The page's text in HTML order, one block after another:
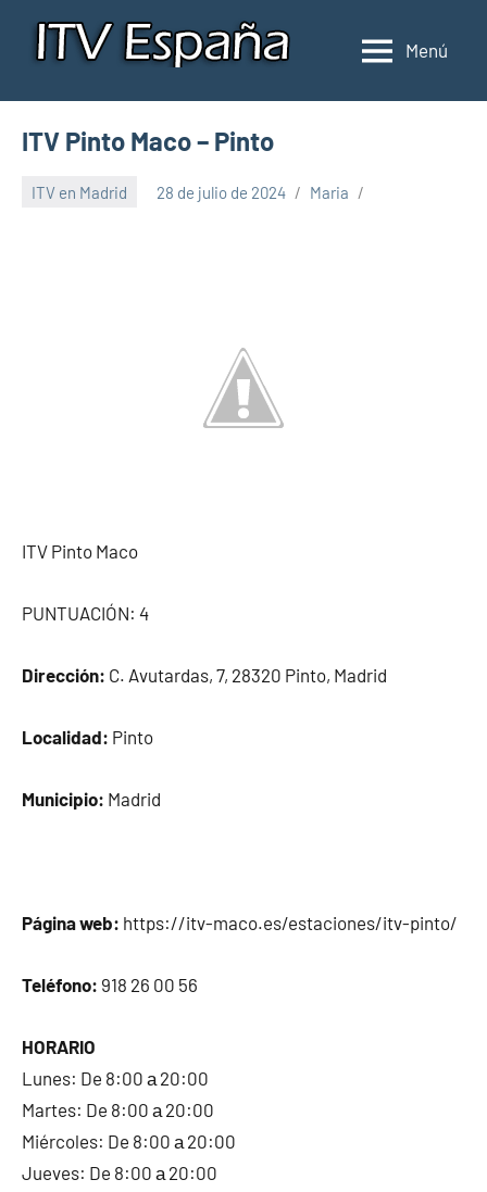
Inspección
de
Donde
España
Menú
ITV Pinto Maco – Pinto
ITV en Madrid 28 de julio de 2024 Maria
ITV Pinto Maco
PUNTUACIÓN: 4
Dirección: C. Avutardas, 7, 28320 Pinto, Madrid
Localidad: Pinto
Municipio: Madrid
Página web: https://itv-maco.es/estaciones/itv-pinto/
Teléfono: 918 26 00 56
HORARIO
Lunes: De 8:00 а 20:00
Martes: De 8:00 а 20:00
Miércoles: De 8:00 а 20:00
Jueves: De 8:00 а 20:00